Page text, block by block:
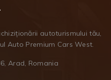
autoturismului tău,
Auto Premium Cars West.
Arad, Romania